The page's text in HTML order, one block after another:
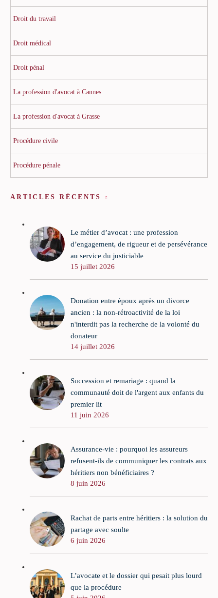
Droit du travail
Droit médical
Droit pénal
La profession d'avocat à Cannes
La profession d'avocat à Grasse
Procédure civile
Procédure pénale
ARTICLES RÉCENTS
Le métier d’avocat : une profession
d’engagement, de rigueur et de persévérance
au service du justiciable
15 juillet 2026
Donation entre époux après un divorce
ancien : la non-rétroactivité de la loi
n'interdit pas la recherche de la volonté du
donateur
14 juillet 2026
Succession et remariage : quand la
communauté doit de l'argent aux enfants du
premier lit
11 juin 2026
Assurance-vie : pourquoi les assureurs
refusent-ils de communiquer les contrats aux
héritiers non bénéficiaires ?
8 juin 2026
Rachat de parts entre héritiers : la solution du
partage avec soulte
6 juin 2026
L’avocate et le dossier qui pesait plus lourd
que la procédure